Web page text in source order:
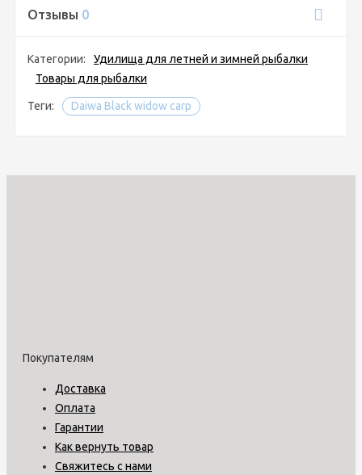
Отзывы 0
Категории:
Удилища для летней и зимней рыбалки
Товары для рыбалки
Теги: Daiwa Black widow carp
Покупателям
Доставка
Оплата
Гарантии
Как вернуть товар
Свяжитесь с нами